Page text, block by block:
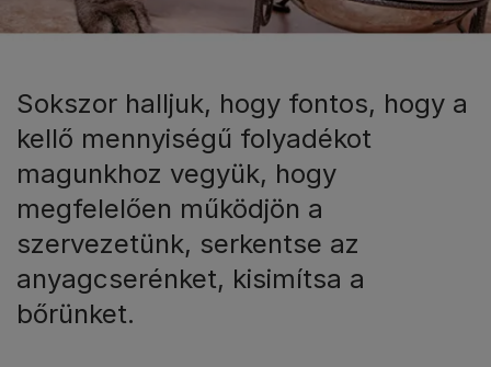
Sokszor halljuk, hogy fontos, hogy a
kellő mennyiségű folyadékot
magunkhoz vegyük, hogy
megfelelően működjön a
szervezetünk, serkentse az
anyagcserénket, kisimítsa a
bőrünket.